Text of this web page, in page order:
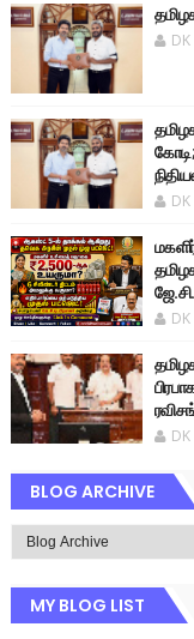
DK
DK
DK
DK
BLOG ARCHIVE
MY BLOG LIST